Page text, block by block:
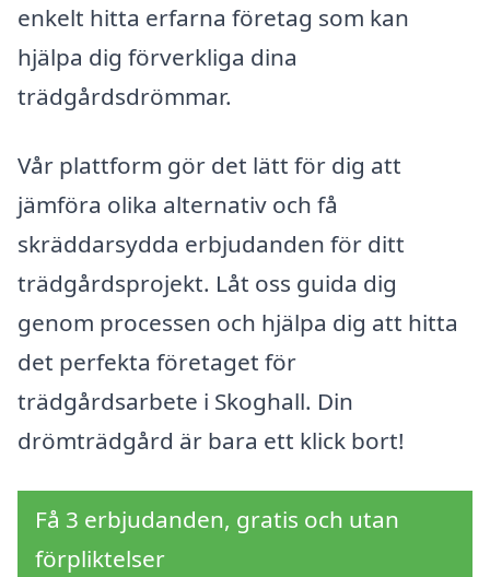
enkelt hitta erfarna företag som kan
hjälpa dig förverkliga dina
trädgårdsdrömmar.
Vår plattform gör det lätt för dig att
jämföra olika alternativ och få
skräddarsydda erbjudanden för ditt
trädgårdsprojekt. Låt oss guida dig
genom processen och hjälpa dig att hitta
det perfekta företaget för
trädgårdsarbete i Skoghall. Din
drömträdgård är bara ett klick bort!
Få 3 erbjudanden, gratis och utan
förpliktelser